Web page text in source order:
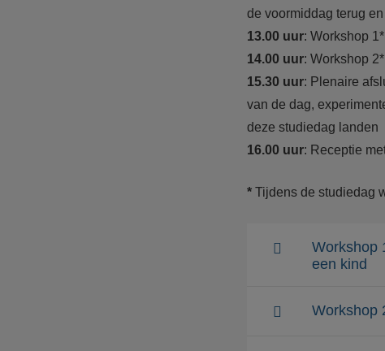
de voormiddag terug
13.00 uur: Workshop 1*
14.00 uur: Workshop 2*
15.30 uur: Plenaire
van de dag,
deze studiedag landen
16.00 uur: Receptie
* Tijdens de studiedag
Workshop
een kind
Workshop